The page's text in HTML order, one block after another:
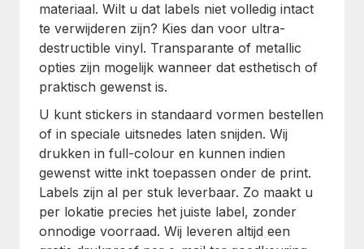
materiaal. Wilt u dat labels niet volledig intact
te verwijderen zijn? Kies dan voor ultra-
destructible vinyl. Transparante of metallic
opties zijn mogelijk wanneer dat esthetisch of
praktisch gewenst is.
U kunt stickers in standaard vormen bestellen
of in speciale uitsnedes laten snijden. Wij
drukken in full-colour en kunnen indien
gewenst witte inkt toepassen onder de print.
Labels zijn al per stuk leverbaar. Zo maakt u
per lokatie precies het juiste label, zonder
onnodige voorraad. Wij leveren altijd een